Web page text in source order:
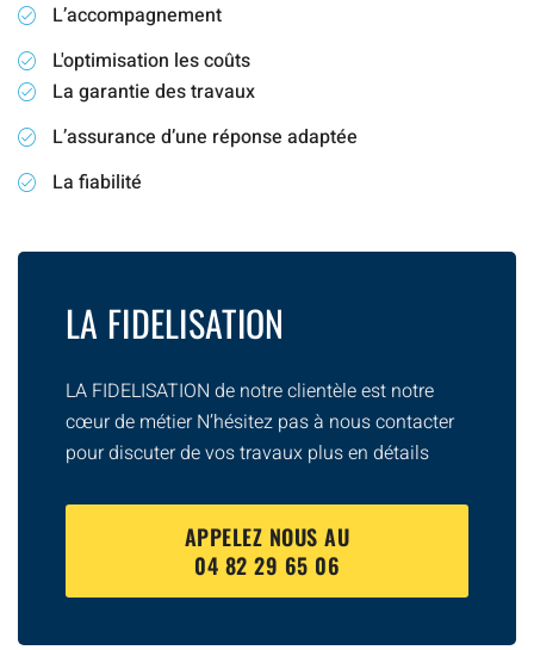
L’accompagnement
L'optimisation les coûts
La garantie des travaux
L’assurance d’une réponse adaptée
La fiabilité
LA FIDELISATION
LA FIDELISATION de notre clientèle est notre
cœur de métier N’hésitez pas à nous contacter
pour discuter de vos travaux plus en détails
APPELEZ NOUS AU
04 82 29 65 06